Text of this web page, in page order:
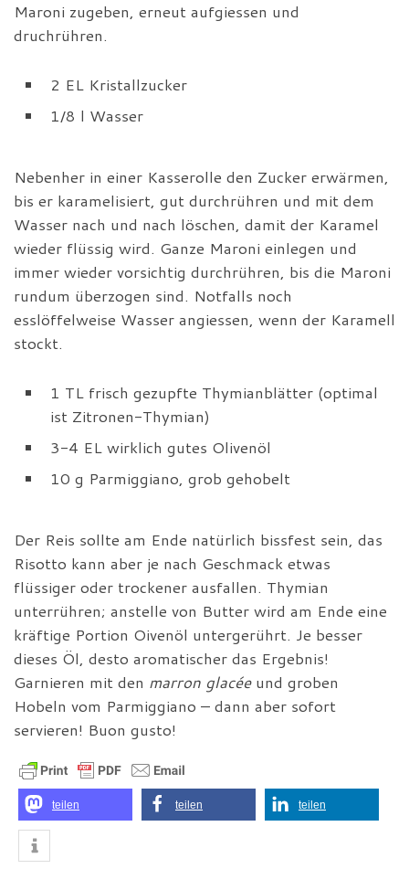
Maroni zugeben, erneut aufgiessen und
druchrühren.
2 EL Kristallzucker
1/8 l Wasser
Nebenher in einer Kasserolle den Zucker erwärmen,
bis er karamelisiert, gut durchrühren und mit dem
Wasser nach und nach löschen, damit der Karamel
wieder flüssig wird. Ganze Maroni einlegen und
immer wieder vorsichtig durchrühren, bis die Maroni
rundum überzogen sind. Notfalls noch
esslöffelweise Wasser angiessen, wenn der Karamell
stockt.
1 TL frisch gezupfte Thymianblätter (optimal
ist Zitronen-Thymian)
3-4 EL wirklich gutes Olivenöl
10 g Parmiggiano, grob gehobelt
Der Reis sollte am Ende natürlich bissfest sein, das
Risotto kann aber je nach Geschmack etwas
flüssiger oder trockener ausfallen. Thymian
unterrühren; anstelle von Butter wird am Ende eine
kräftige Portion Oivenöl untergerührt. Je besser
dieses Öl, desto aromatischer das Ergebnis!
Garnieren mit den marron glacéeund groben
Hobeln vom Parmiggiano – dann aber sofort
servieren! Buon gusto!
teilen teilen teilen